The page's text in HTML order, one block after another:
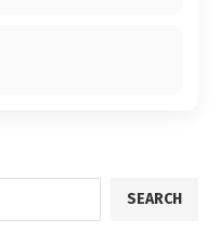
SEARCH